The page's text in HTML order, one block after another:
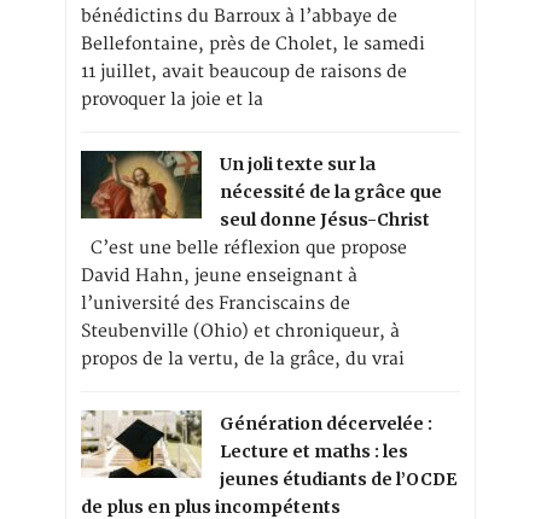
bénédictins du Barroux à l’abbaye de
Bellefontaine, près de Cholet, le samedi
11 juillet, avait beaucoup de raisons de
provoquer la joie et la
Un joli texte sur la
nécessité de la grâce que
seul donne Jésus-Christ
C’est une belle réflexion que propose
David Hahn, jeune enseignant à
l’université des Franciscains de
Steubenville (Ohio) et chroniqueur, à
propos de la vertu, de la grâce, du vrai
Génération décervelée :
Lecture et maths : les
jeunes étudiants de l’OCDE
de plus en plus incompétents